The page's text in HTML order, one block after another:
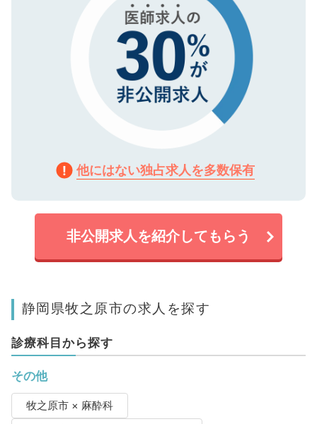
他にはない独占求人を多数保有
非公開求人を紹介してもらう
静岡県牧之原市の求人を探す
診療科目から探す
その他
牧之原市 × 麻酔科